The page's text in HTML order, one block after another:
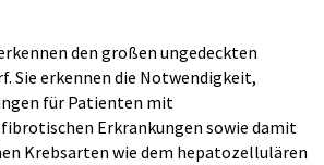
den großen ungedeckten
Sie erkennen die Notwendigkeit,
für Patienten mit
Erkrankungen sowie damit
Krebsarten wie dem hepatozellulären